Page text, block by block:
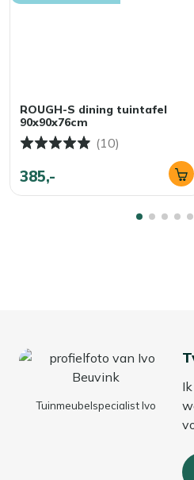
ROUGH-S dining tuintafel
90x90x76cm
(10)
385,-
Tuinmeubelspecialist Ivo